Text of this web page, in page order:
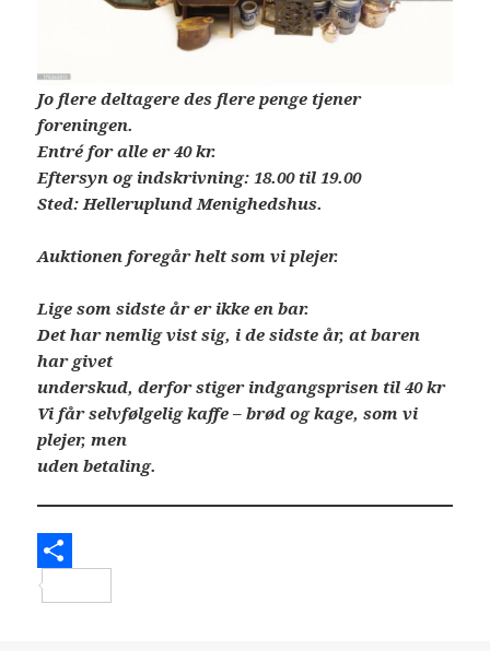
Jo flere deltagere des flere penge tjener
foreningen.
Entré for alle er 40 kr.
Eftersyn og indskrivning: 18.00 til 19.00
Sted: Helleruplund Menighedshus.
Auktionen foregår helt som vi plejer.
Lige som sidste år er ikke en bar.
Det har nemlig vist sig, i de sidste år, at baren
har givet
underskud, derfor stiger indgangsprisen til 40 kr
Vi får selvfølgelig kaffe – brød og kage, som vi
plejer, men
uden betaling.